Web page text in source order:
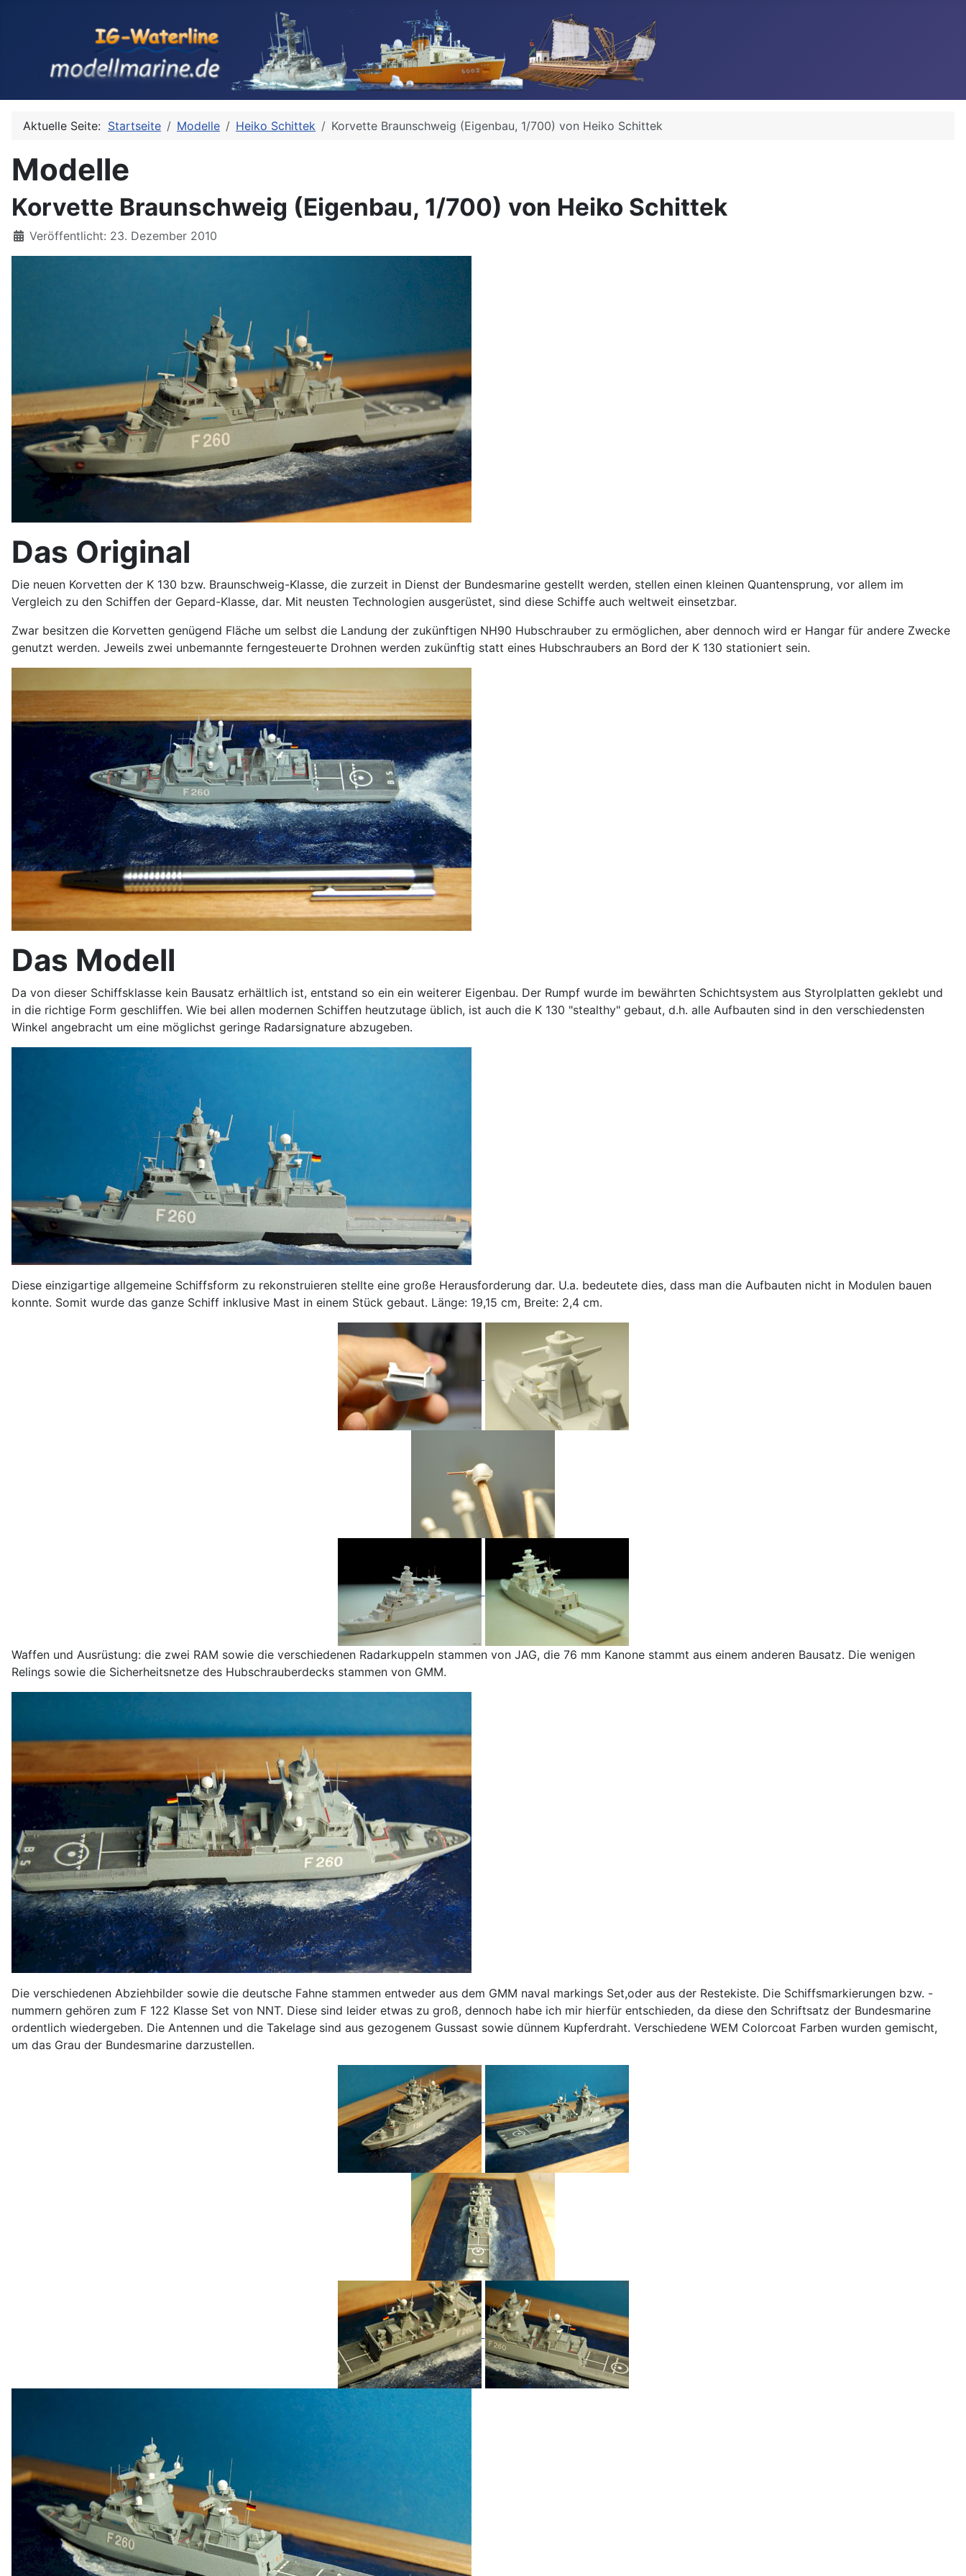
Aktuelle Seite: Startseite Modelle Heiko Schittek Korvette Braunschweig (Eigenbau, 1/700) von Heiko Schittek
Modelle
Korvette Braunschweig (Eigenbau, 1/700) von Heiko Schittek
Details
Veröffentlicht: 23. Dezember 2010
Das Original
Die neuen Korvetten der K 130 bzw. Braunschweig-Klasse, die zurzeit in Dienst der Bundesmarine gestellt werden, stellen einen kleinen Quantensprung, vor allem im
Vergleich zu den Schiffen der Gepard-Klasse, dar. Mit neusten Technologien ausgerüstet, sind diese Schiffe auch weltweit einsetzbar.
Zwar besitzen die Korvetten genügend Fläche um selbst die Landung der zukünftigen NH90 Hubschrauber zu ermöglichen, aber dennoch wird er Hangar für andere Zwecke
genutzt werden. Jeweils zwei unbemannte ferngesteuerte Drohnen werden zukünftig statt eines Hubschraubers an Bord der K 130 stationiert sein.
Das Modell
Da von dieser Schiffsklasse kein Bausatz erhältlich ist, entstand so ein ein weiterer Eigenbau. Der Rumpf wurde im bewährten Schichtsystem aus Styrolplatten geklebt und
in die richtige Form geschliffen. Wie bei allen modernen Schiffen heutzutage üblich, ist auch die K 130 "stealthy" gebaut, d.h. alle Aufbauten sind in den verschiedensten
Winkel angebracht um eine möglichst geringe Radarsignature abzugeben.
Diese einzigartige allgemeine Schiffsform zu rekonstruieren stellte eine große Herausforderung dar. U.a. bedeutete dies, dass man die Aufbauten nicht in Modulen bauen
konnte. Somit wurde das ganze Schiff inklusive Mast in einem Stück gebaut. Länge: 19,15 cm, Breite: 2,4 cm.
Waffen und Ausrüstung: die zwei RAM sowie die verschiedenen Radarkuppeln stammen von JAG, die 76 mm Kanone stammt aus einem anderen Bausatz. Die wenigen
Relings sowie die Sicherheitsnetze des Hubschrauberdecks stammen von GMM.
Die verschiedenen Abziehbilder sowie die deutsche Fahne stammen entweder aus dem GMM naval markings Set,oder aus der Restekiste. Die Schiffsmarkierungen bzw. -
nummern gehören zum F 122 Klasse Set von NNT. Diese sind leider etwas zu groß, dennoch habe ich mir hierfür entschieden, da diese den Schriftsatz der Bundesmarine
ordentlich wiedergeben. Die Antennen und die Takelage sind aus gezogenem Gussast sowie dünnem Kupferdraht. Verschiedene WEM Colorcoat Farben wurden gemischt,
um das Grau der Bundesmarine darzustellen.